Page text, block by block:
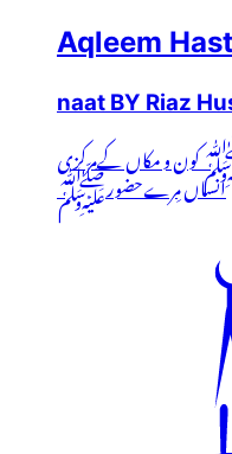
Aqleem
naat BY Riaz
کون و مکاں کےمرکزی
انساں مِرےحضورﷺ